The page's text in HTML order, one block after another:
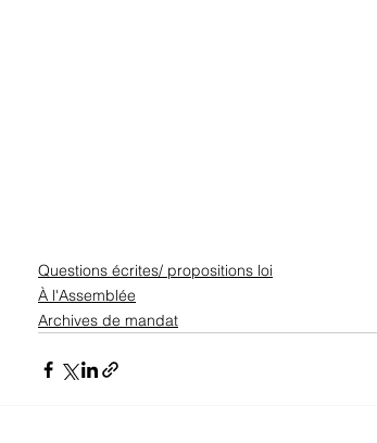
Questions écrites/ propositions loi
À l'Assemblée
Archives de mandat